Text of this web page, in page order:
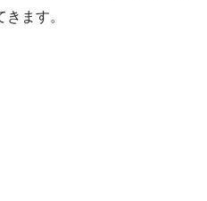
ます。